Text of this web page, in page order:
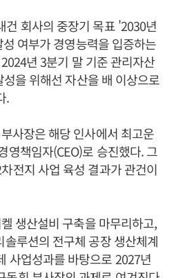
건 회사의 중장기 목표 '2030년
여부가 경영능력을 입증하는
년 3분기 말 기준 관리자산
을 위해선 자산을 배 이상으로
.
사장은 해당 인사에서 최고운
영책임자(CEO)로 승진했다. 그
전지 사업 육성 결과가 관건이
생산설비 구축을 마무리하고,
루션의 전구체 공장 생산체계
사업성과를 바탕으로 2027년